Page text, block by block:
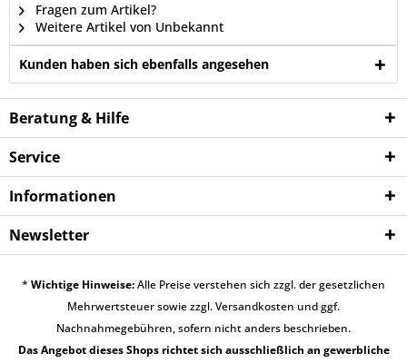
Fragen zum Artikel?
Weitere Artikel von Unbekannt
Kunden haben sich ebenfalls angesehen
Beratung & Hilfe
Service
Informationen
Newsletter
* Wichtige Hinweise:Alle Preise verstehen sich zzgl. der gesetzlichen
Mehrwertsteuer sowie zzgl.Versandkosten und ggf.
Nachnahmegebühren, sofern nicht anders beschrieben.
Das Angebot dieses Shops richtet sich ausschließlich an gewerbliche